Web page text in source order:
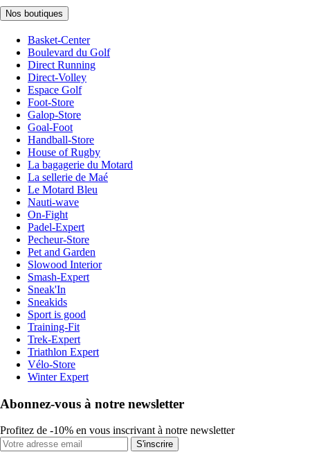
Nos boutiques
Basket-Center
Boulevard du Golf
Direct Running
Direct-Volley
Espace Golf
Foot-Store
Galop-Store
Goal-Foot
Handball-Store
House of Rugby
La bagagerie du Motard
La sellerie de Maé
Le Motard Bleu
Nauti-wave
On-Fight
Padel-Expert
Pecheur-Store
Pet and Garden
Slowood Interior
Smash-Expert
Sneak'In
Sneakids
Sport is good
Training-Fit
Trek-Expert
Triathlon Expert
Vélo-Store
Winter Expert
Abonnez-vous à notre newsletter
Profitez de -10% en vous inscrivant à notre newsletter
S'inscrire